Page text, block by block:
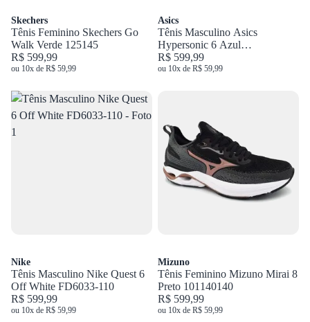
Skechers
Tênis Feminino Skechers Go
Walk Verde 125145
R$ 599,99
ou 10x de R$ 59,99
Asics
Tênis Masculino Asics
Hypersonic 6 Azul
1011C291.401
R$ 599,99
ou 10x de R$ 59,99
Nike
Tênis Masculino Nike Quest 6
Off White FD6033-110
R$ 599,99
ou 10x de R$ 59,99
Mizuno
Tênis Feminino Mizuno Mirai 8
Preto 101140140
R$ 599,99
ou 10x de R$ 59,99